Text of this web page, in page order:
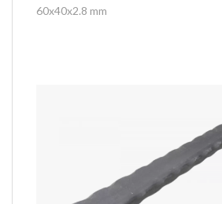
60x40x2.8 mm